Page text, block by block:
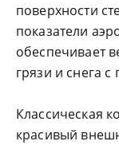
поверхности
показатели
обеспечивает
грязи и снега
Классическая
красивый